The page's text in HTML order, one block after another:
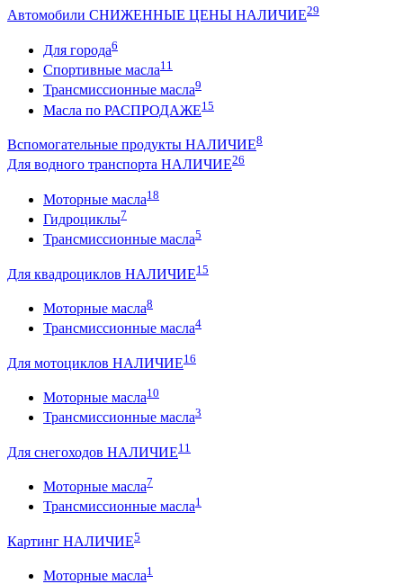
Автомобили СНИЖЕННЫЕ ЦЕНЫ НАЛИЧИЕ29
Для города6
Спортивные масла11
Трансмиссионные масла9
Масла по РАСПРОДАЖЕ15
Вспомогательные продукты НАЛИЧИЕ8
Для водного транспорта НАЛИЧИЕ26
Моторные масла18
Гидроциклы7
Трансмиссионные масла5
Для квадроциклов НАЛИЧИЕ15
Моторные масла8
Трансмиссионные масла4
Для мотоциклов НАЛИЧИЕ16
Моторные масла10
Трансмиссионные масла3
Для снегоходов НАЛИЧИЕ11
Моторные масла7
Трансмиссионные масла1
Картинг НАЛИЧИЕ5
Моторные масла1